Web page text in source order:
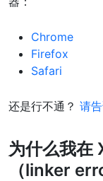
Chrome
Firefox
Safari
还是行不通？ 请
为什么我在
（linker